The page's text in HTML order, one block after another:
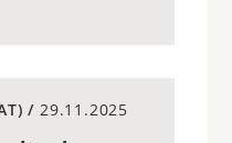
/ 29.11.2025